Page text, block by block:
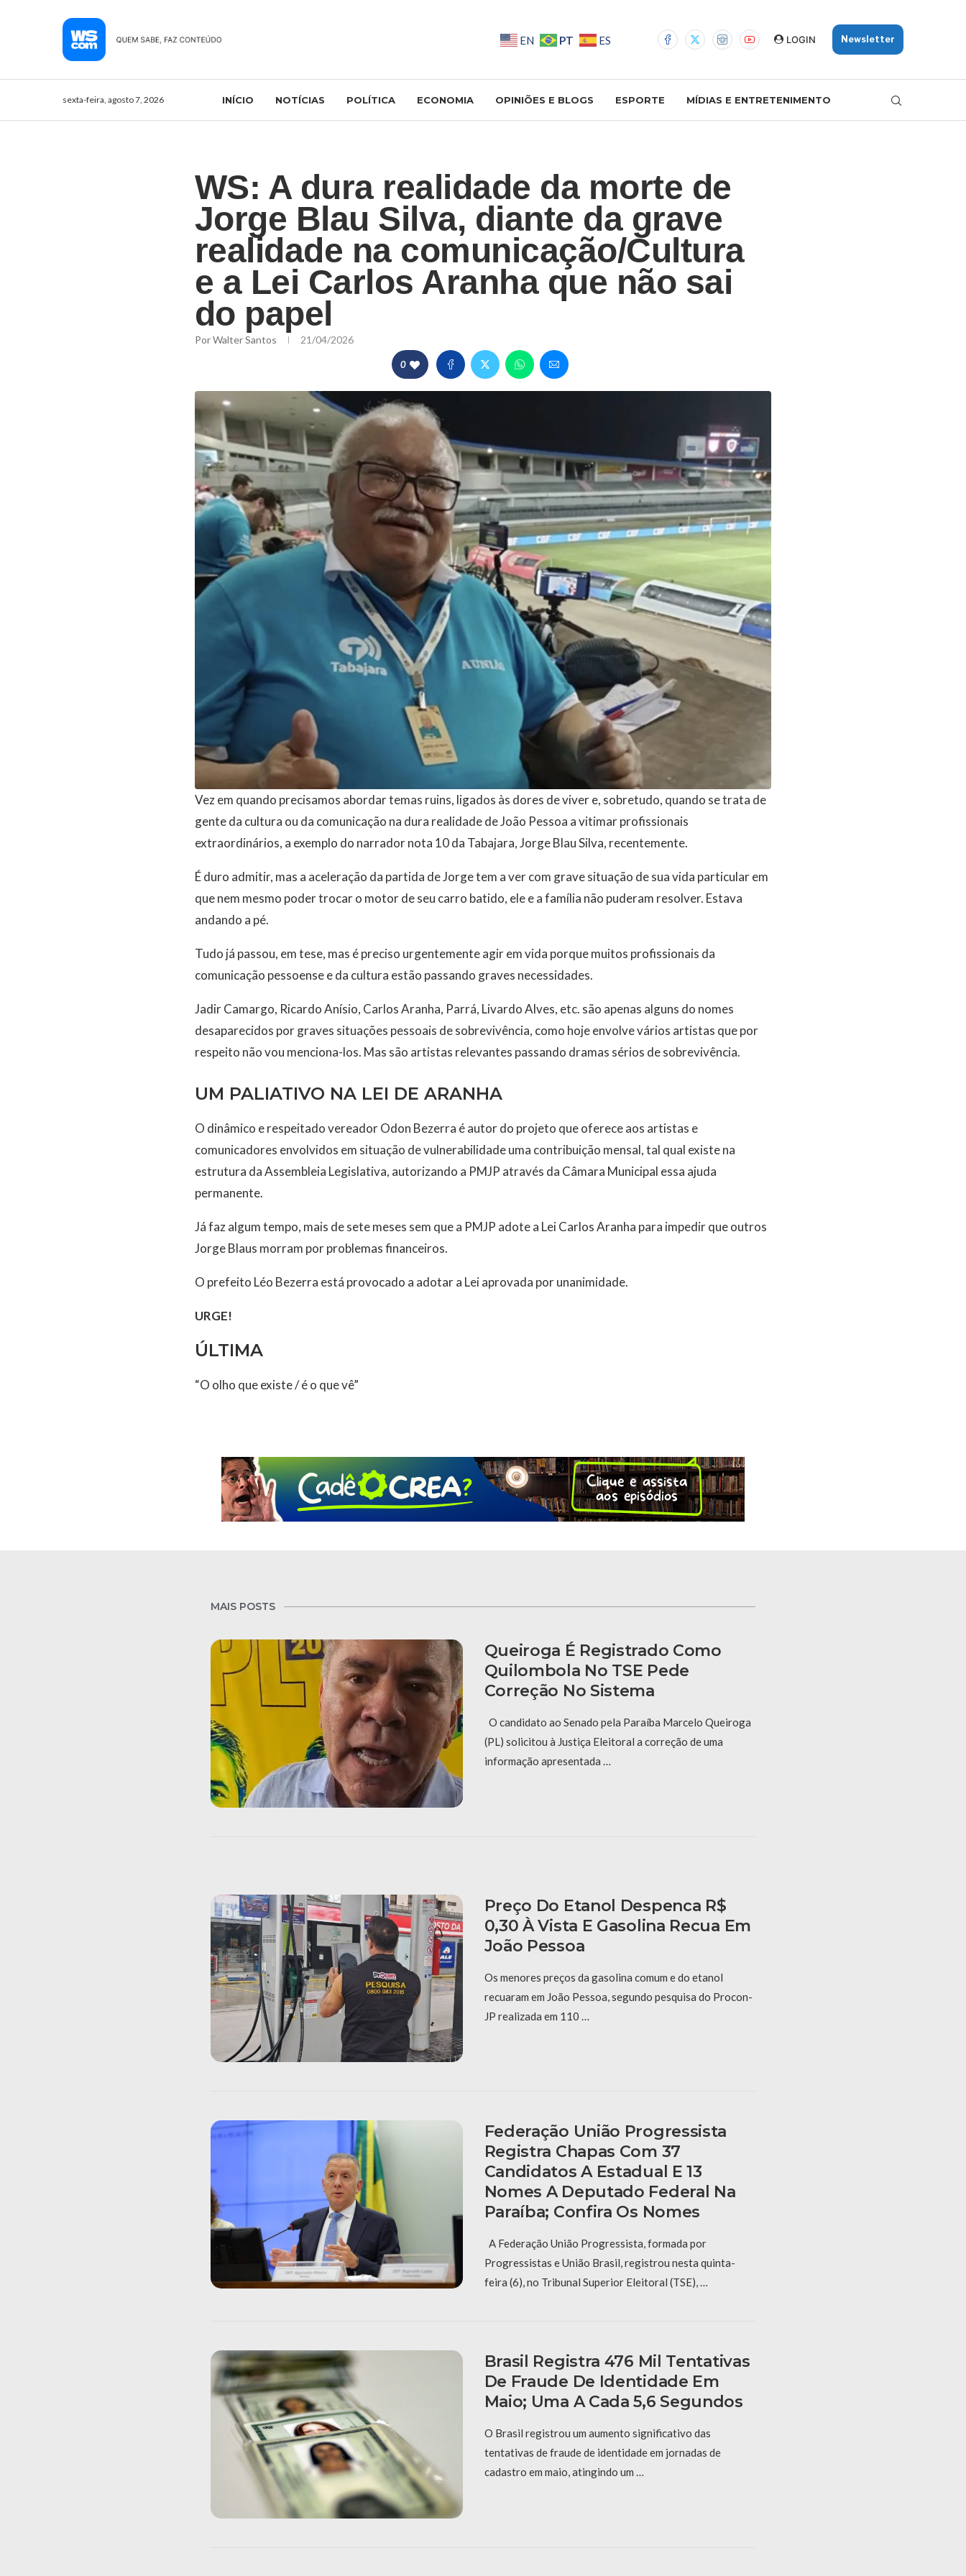
EN PT ES LOGIN Newsletter
sexta-feira, agosto 7, 2026 INÍCIO NOTÍCIAS POLÍTICA ECONOMIA OPINIÕES E BLOGS ESPORTE MÍDIAS E ENTRETENIMENTO
WS: A dura realidade da morte de
Jorge Blau Silva, diante da grave
realidade na comunicação/Cultura
e a Lei Carlos Aranha que não sai
do papel
PorWalter Santos 21/04/2026
0
Vez em quando precisamos abordar temas ruins, ligados às dores de viver e, sobretudo, quando se trata de
gente da cultura ou da comunicação na dura realidade de João Pessoa a vitimar profissionais
extraordinários, a exemplo do narrador nota 10 da Tabajara, Jorge Blau Silva, recentemente.
É duro admitir, mas a aceleração da partida de Jorge tem a ver com grave situação de sua vida particular em
que nem mesmo poder trocar o motor de seu carro batido, ele e a família não puderam resolver. Estava
andando a pé.
Tudo já passou, em tese, mas é preciso urgentemente agir em vida porque muitos profissionais da
comunicação pessoense e da cultura estão passando graves necessidades.
Jadir Camargo, Ricardo Anísio, Carlos Aranha, Parrá, Livardo Alves, etc. são apenas alguns do nomes
desaparecidos por graves situações pessoais de sobrevivência, como hoje envolve vários artistas que por
respeito não vou menciona-los. Mas são artistas relevantes passando dramas sérios de sobrevivência.
UM PALIATIVO NA LEI DE ARANHA
O dinâmico e respeitado vereador Odon Bezerra é autor do projeto que oferece aos artistas e
comunicadores envolvidos em situação de vulnerabilidade uma contribuição mensal, tal qual existe na
estrutura da Assembleia Legislativa, autorizando a PMJP através da Câmara Municipal essa ajuda
permanente.
Já faz algum tempo, mais de sete meses sem que a PMJP adote a Lei Carlos Aranha para impedir que outros
Jorge Blaus morram por problemas financeiros.
O prefeito Léo Bezerra está provocado a adotar a Lei aprovada por unanimidade.
URGE!
ÚLTIMA
“O olho que existe / é o que vê”
MAIS POSTS
Queiroga É Registrado Como
Quilombola No TSE Pede
Correção No Sistema
O candidato ao Senado pela Paraíba Marcelo Queiroga
(PL) solicitou à Justiça Eleitoral a correção de uma
informação apresentada …
Preço Do Etanol Despenca R$
0,30 À Vista E Gasolina Recua Em
João Pessoa
Os menores preços da gasolina comum e do etanol
recuaram em João Pessoa, segundo pesquisa do Procon-
JP realizada em 110 …
Federação União Progressista
Registra Chapas Com 37
Candidatos A Estadual E 13
Nomes A Deputado Federal Na
Paraíba; Confira Os Nomes
A Federação União Progressista, formada por
Progressistas e União Brasil, registrou nesta quinta-
feira (6), no Tribunal Superior Eleitoral (TSE), …
Brasil Registra 476 Mil Tentativas
De Fraude De Identidade Em
Maio; Uma A Cada 5,6 Segundos
O Brasil registrou um aumento significativo das
tentativas de fraude de identidade em jornadas de
cadastro em maio, atingindo um …